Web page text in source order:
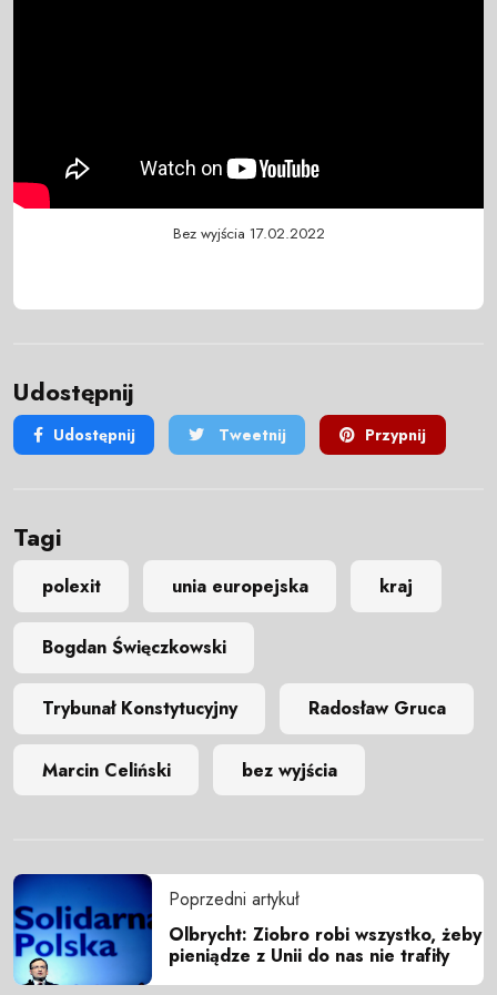
Bez wyjścia 17.02.2022
Udostępnij
Udostępnij Tweetnij Przypnij
Tagi
polexit unia europejska kraj
Bogdan Święczkowski
Trybunał Konstytucyjny Radosław Gruca
Marcin Celiński bez wyjścia
Poprzedni artykuł
Olbrycht: Ziobro robi wszystko, żeby
pieniądze z Unii do nas nie trafiły